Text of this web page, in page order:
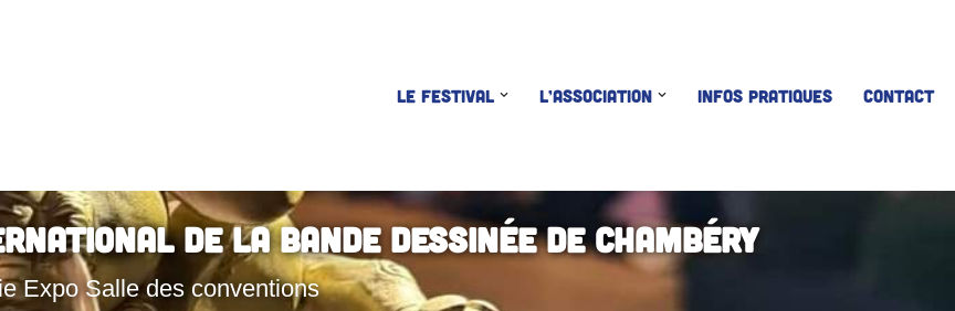
LE FESTIVAL L’ASSOCIATION INFOS PRATIQUES CONTACT
de la Bande Dessinée de Chambéry
Expo Salle des conventions